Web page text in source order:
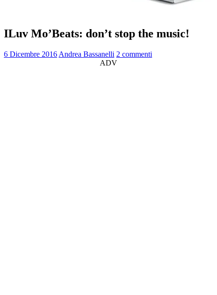
ILuv Mo’Beats: don’t stop the music!
6 Dicembre 2016 Andrea Bassanelli 2 commenti
ADV